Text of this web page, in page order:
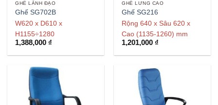
GHẾ LÃNH ĐẠO
Ghế SG702B
W620 x D610 x
H1155÷1280
1,388,000 ₫
GHẾ LƯNG CAO
Ghế SG216
Rộng 640 x Sâu 620 x
Cao (1135-1260) mm
1,201,000 ₫